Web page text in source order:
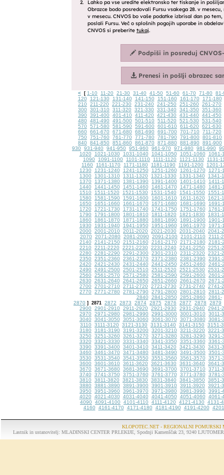
< [ 1-10 11-20 21-30 31-40 41-50 51-60 61-70 71-80
81-
120
121-130 131-140 141-150 151-160 161-170
171-180
210
211-220 221-230 231-240 241-250 251-260
261-270
300
301-310 311-320 321-330 331-340 341-350
351-360
390
391-400 401-410 411-420 421-430 431-440
441-450
480
481-490 491-500 501-510 511-520 521-530
531-540
570
571-580 581-590 591-600 601-610 611-620
621-630
660
661-670 671-680 681-690 691-700 701-710
711-720
750
751-760 761-770 771-780 781-790 791-800
801-810
840
841-850 851-860 861-870 871-880 881-890
891-900
930
931-940 941-950 951-960 961-970 971-980 981-990
1020
1021-1030 1031-1040 1041-1050 1051-1060
1061-
1090
1091-1100 1101-1110 1111-1120 1121-1130
1131-
1160
1161-1170 1171-1180 1181-1190 1191-1200
1201-
1230
1231-1240 1241-1250 1251-1260 1261-1270
1271-
1300
1301-1310 1311-1320 1321-1330 1331-1340
1341-
1370
1371-1380 1381-1390 1391-1400 1401-1410
1411-
1440
1441-1450 1451-1460 1461-1470 1471-1480
1481-
1510
1511-1520 1521-1530 1531-1540 1541-1550
1551-
1580
1581-1590 1591-1600 1601-1610 1611-1620
1621-
1650
1651-1660 1661-1670 1671-1680 1681-1690
1691-
1720
1721-1730 1731-1740 1741-1750 1751-1760
1761-
1790
1791-1800 1801-1810 1811-1820 1821-1830
1831-
1860
1861-1870 1871-1880 1881-1890 1891-1900
1901-
1930
1931-1940 1941-1950 1951-1960 1961-1970
1971-
2000
2001-2010 2011-2020 2021-2030 2031-2040
2041-
2070
2071-2080 2081-2090 2091-2100 2101-2110
2111-
2140
2141-2150 2151-2160 2161-2170 2171-2180
2181-
2210
2211-2220 2221-2230 2231-2240 2241-2250
2251-
2280
2281-2290 2291-2300 2301-2310 2311-2320
2321-
2350
2351-2360 2361-2370 2371-2380 2381-2390
2391-
2420
2421-2430 2431-2440 2441-2450 2451-2460
2461-
2490
2491-2500 2501-2510 2511-2520 2521-2530
2531-
2560
2561-2570 2571-2580 2581-2590 2591-2600
2601-
2630
2631-2640 2641-2650 2651-2660 2661-2670
2671-
2700
2701-2710 2711-2720 2721-2730 2731-2740
2741-
2770
2771-2780 2781-2790 2791-2800 2801-2810
2811-
2840
2841-2850 2851-2860
2861-
2870 ] 2871 2872 2873 2874 2875 2876 2877 2878
2879
2900
2901-2910 2911-2920 2921-2930 2931-2940
2941-
2970
2971-2980 2981-2990 2991-3000 3001-3010
3011-
3040
3041-3050 3051-3060 3061-3070 3071-3080
3081-
3110
3111-3120 3121-3130 3131-3140 3141-3150
3151-
3180
3181-3190 3191-3200 3201-3210 3211-3220
3221-
3250
3251-3260 3261-3270 3271-3280 3281-3290
3291-
3320
3321-3330 3331-3340 3341-3350 3351-3360
3361-
3390
3391-3400 3401-3410 3411-3420 3421-3430
3431-
3460
3461-3470 3471-3480 3481-3490 3491-3500
3501-
3530
3531-3540 3541-3550 3551-3560 3561-3570
3571-
3600
3601-3610 3611-3620 3621-3630 3631-3640
3641-
3670
3671-3680 3681-3690 3691-3700 3701-3710
3711-
3740
3741-3750 3751-3760 3761-3770 3771-3780
3781-
3810
3811-3820 3821-3830 3831-3840 3841-3850
3851-
3880
3881-3890 3891-3900 3901-3910 3911-3920
3921-
3950
3951-3960 3961-3970 3971-3980 3981-3990
3991-
4020
4021-4030 4031-4040 4041-4050 4051-4060
4061-
4090
4091-4100 4101-4110 4111-4120 4121-4130
4131-
4160
4161-4170 4171-4180 4181-4190 4191-4200
KLOPOTEC.NET - REGIONALNI POMURSKI
Lastnik in ustanovitelj: MLADINSKI CENTER PRLEKIJE, Spodnji Kamenščak 23, 9240